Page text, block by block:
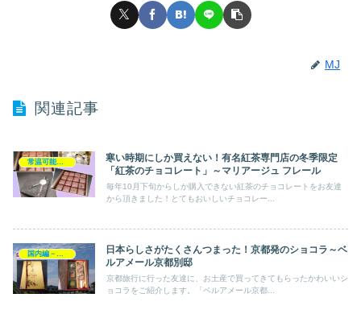
MJ
関連記事
常温可能－手土産スイーツ
寒い時期にしか買えない！有名紅茶専門店の冬季限定
「紅茶のチョコレート」～マリアージュ フレール
毎年10月下旬からしか購入できない紅茶のチョコレートをお友達
から頂きました！とてもおいしいチョコレー...
国内編－旅行
日本らしさがたくさんつまった！京都発のショコラ～ベ
ルアメール京都別邸
京都旅行に行った友達に、お土産で買ってきてもらったかわいいシ
ョコラをご紹介します。「ベルアメール京都...